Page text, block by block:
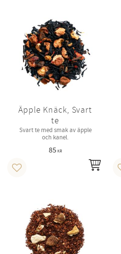
Äpple Knäck, Svart
te
Svart te med smak av äpple
och kanel.
85 KR
Lägg till i favoriter